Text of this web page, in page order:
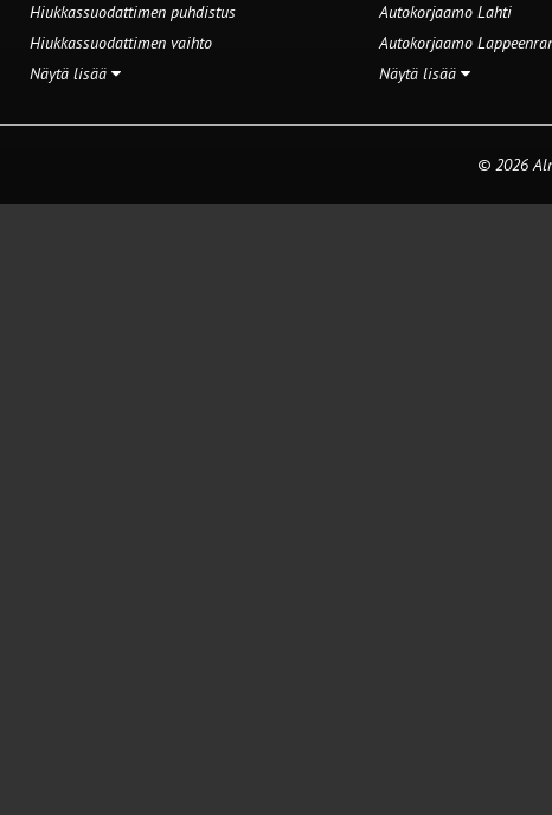
Hiukkassuodattimen puhdistus
Hiukkassuodattimen vaihto
Näytä lisää
Autokorjaamo Lahti
Autokorjaamo
Näytä lisää
© 2026